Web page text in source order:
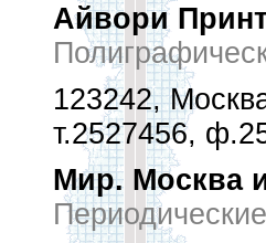
Айвори
123242,
т.2527456,
Мир. Москва